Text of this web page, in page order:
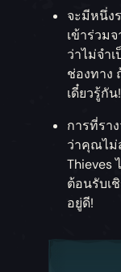
จะมีหนึ่ง
เข้าร่วม
ว่าไม่จำ
ช่องทาง
เดี๋ยวรู้กัน!
การที่รา
ว่าคุณไม่
Thieves
ต้อนรับเ
อยู่ดี!